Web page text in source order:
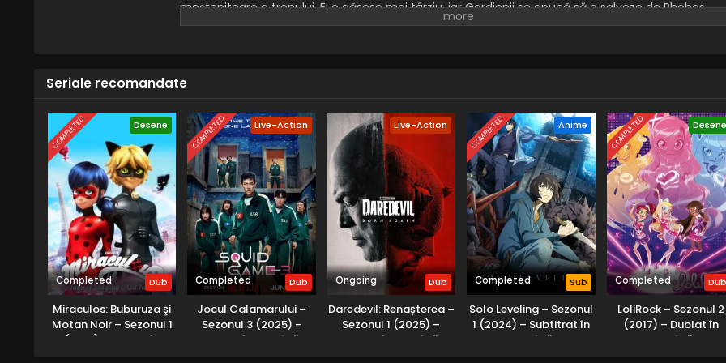
moștenitoare a tronului. Ei o găsesc mai târziu, iar Gardienii se apucă să o salveze de Phobos.
Când Meridian se eliberează de rău și adevăratul moștenitor urcă pe tron, o nouă vrăjitoare
Seriale recomandate
COMPLETED Desene
Completed Dub
Miraculos: Buburuza şi
Motan Noir – Sezonul 1
(2015) – Dublat în
COMPLETED Live-Action
Completed Dub
Jocul Calamarului –
Sezonul 3 (2025) –
Dublat în Română
Live-Action
Ongoing Dub
Daredevil: Renașterea –
Sezonul 1 (2025) –
Dublat în Română
COMPLETED Anime
Completed Sub
Solo Leveling – Sezonul
1 (2024) – Subtitrat în
Română
COMPLETED Desene
Completed Dub
LoliRock – Sezonul 2
(2017) – Dublat în
Română